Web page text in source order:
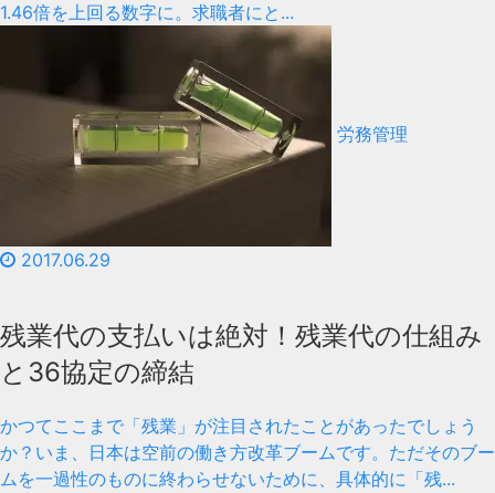
1.46倍を上回る数字に。求職者にと...
労務管理
2017.06.29
残業代の支払いは絶対！残業代の仕組み
と36協定の締結
かつてここまで「残業」が注目されたことがあったでしょう
か？いま、日本は空前の働き方改革ブームです。ただそのブー
ムを一過性のものに終わらせないために、具体的に「残...